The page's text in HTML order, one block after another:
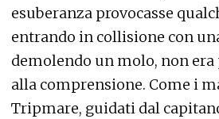
esuberanza provocasse
entrando in collisione con
demolendo un molo, non
alla comprensione. Come i
Tripmare, guidati dal